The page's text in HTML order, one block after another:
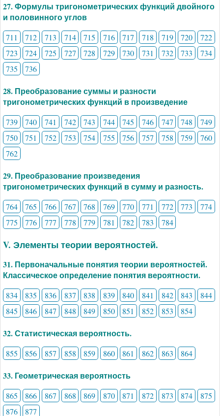
27. Формулы тригонометрических функций двойного
и половинного углов
711 712 713 714 715 716 717 718 719 720
722
723
724 725 727 728 729 730 731 732 733
734
735
736
28. Преобразование суммы и разности
тригонометрических функций в произведение
739 740 741 742 743 744 745 746 747 748
749
750
751 752 753 754 755 756 757 758 759
760
762
29. Преобразование произведения
тригонометрических функций в сумму и разность.
764 765 766 767 768 769 770 771 772 773
774
775
776 777 778 779 781 782 783 784
V. Элементы теории вероятностей.
31. Первоначальные понятия теории вероятностей.
Классическое определение понятия вероятности.
834 835 836 837 838 839 840 841 842 843
844
845
846 847 848 849 850 851 852 853 854
32. Статистическая вероятность.
855 856 857 858 859 860 861 862 863 864
33. Геометрическая вероятность
865 866 867 868 869 870 871 872 873 874
875
876
877